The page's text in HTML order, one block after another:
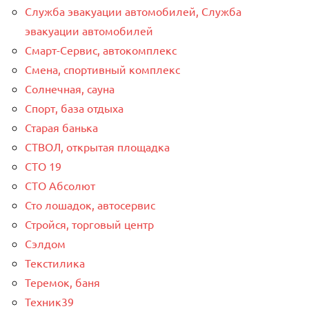
Служба эвакуации автомобилей, Служба
эвакуации автомобилей
Смарт-Сервис, автокомплекс
Смена, спортивный комплекс
Солнечная, сауна
Спорт, база отдыха
Старая банька
СТВОЛ, открытая площадка
СТО 19
СТО Абсолют
Сто лошадок, автосервис
Стройся, торговый центр
Сэлдом
Текстилика
Теремок, баня
Техник39